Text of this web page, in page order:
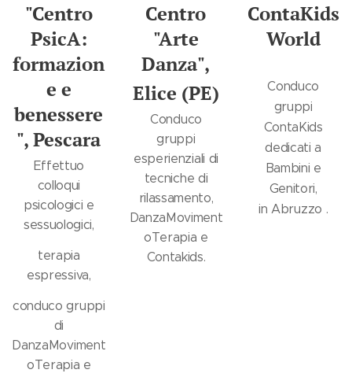
"Centro
PsicA:
formazion
e e
benessere
", Pescara
Effettuo
colloqui
psicologici e
sessuologici,
terapia
espressiva,
conduco gruppi
di
DanzaMoviment
oTerapia e
Centro
"Arte
Danza",
Elice (PE)
Conduco
gruppi
esperienziali di
tecniche di
rilassamento,
DanzaMoviment
oTerapia e
Contakids.
ContaKids
World
Conduco
gruppi
ContaKids
dedicati a
Bambini e
Genitori,
in Abruzzo .